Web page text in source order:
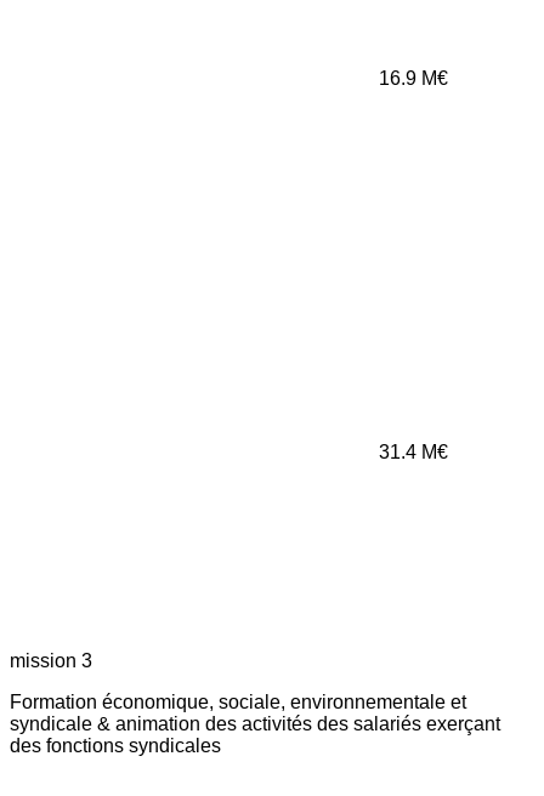
16.9 M€
31.4 M€
mission 3
Formation économique, sociale, environnementale et
syndicale & animation des activités des salariés exerçant
des fonctions syndicales